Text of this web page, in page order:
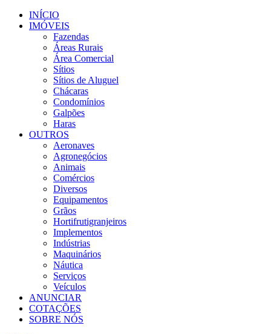
INÍCIO
IMÓVEIS
Fazendas
Áreas Rurais
Área Comercial
Sítios
Sítios de Aluguel
Chácaras
Condomínios
Galpões
Haras
OUTROS
Aeronaves
Agronegócios
Animais
Comércios
Diversos
Equipamentos
Grãos
Hortifrutigranjeiros
Implementos
Indústrias
Maquinários
Náutica
Serviços
Veículos
ANUNCIAR
COTAÇÕES
SOBRE NÓS